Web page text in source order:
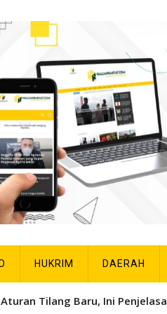
HUKRIM DAERAH
Tilang Baru, Ini